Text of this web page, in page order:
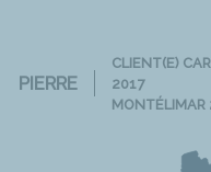
PIERRE
CLIENT(E)
2017